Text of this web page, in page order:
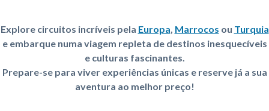
Explore circuitos incríveis pela Europa, Marrocos ou Turquia
e embarque numa viagem repleta de destinos inesquecíveis
e culturas fascinantes.
Prepare-se para viver experiências únicas e reserve já a sua
aventura ao melhor preço!